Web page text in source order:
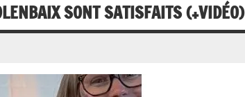
SONT SATISFAITS (+VIDÉO)